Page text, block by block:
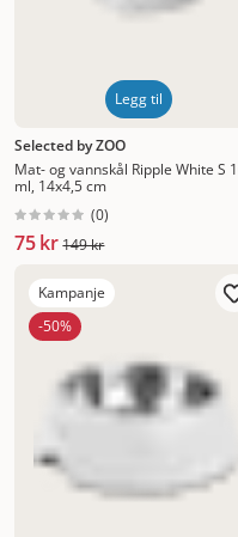
Legg til
Selected by ZOO
Mat- og vannskål Ripple White S
ml, 14x4,5 cm
(0)
75 kr 149 kr
Kampanje
-50%